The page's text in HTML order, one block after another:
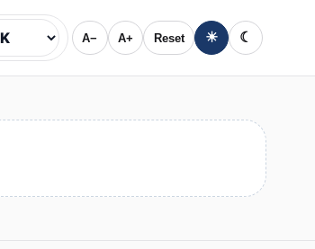
A− A+ Reset ☀ ☾